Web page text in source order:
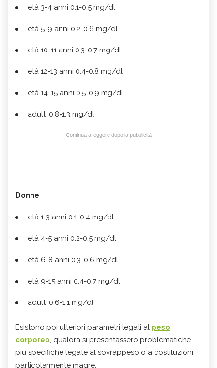
età 3-4 anni 0.1-0.5 mg/dl
età 5-9 anni 0.2-0.6 mg/dl
età 10-11 anni 0.3-0.7 mg/dl
età 12-13 anni 0.4-0.8 mg/dl
età 14-15 anni 0.5-0.9 mg/dl
adulti 0.8-1.3 mg/dl
Continua a leggere dopo la pubblicità
Donne
età 1-3 anni 0.1-0.4 mg/dl
età 4-5 anni 0.2-0.5 mg/dl
età 6-8 anni 0.3-0.6 mg/dl
età 9-15 anni 0.4-0.7 mg/dl
adulti 0.6-1.1 mg/dl
Esistono poi ulteriori parametri legati al peso
corporeo, qualora si presentassero problematiche
più specifiche legate al sovrappeso o a costituzioni
particolarmente magre.